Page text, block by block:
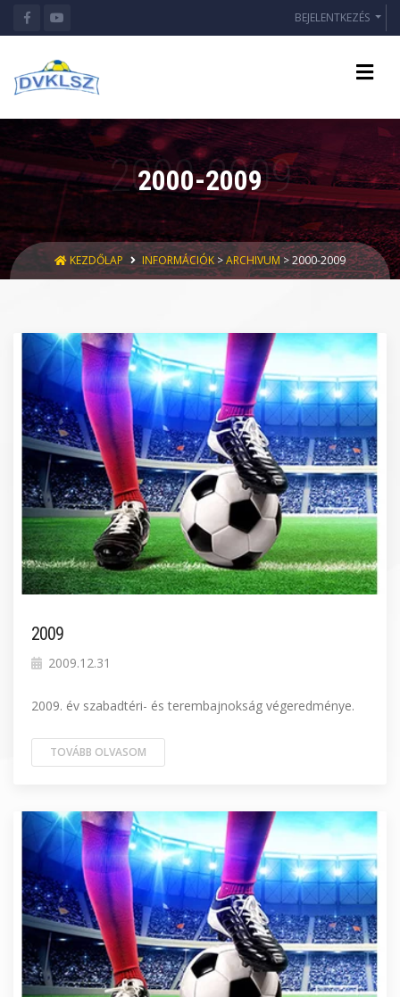
BEJELENTKEZÉS
2000-2009
KEZDŐLAP INFORMÁCIÓK>ARCHIVUM> 2000-2009
2009
2009.12.31
2009. év szabadtéri- és terembajnokság végeredménye.
TOVÁBB OLVASOM